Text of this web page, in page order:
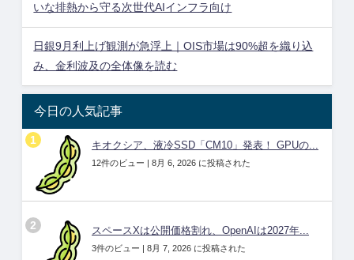
いな排熱から守る次世代AIインフラ向け
日銀9月利上げ観測が急浮上｜OIS市場は90%超を織り込
み、金利波及の全体像を読む
今日の人気記事
キオクシア、液冷SSD「CM10」発表！ GPUの...
12件のビュー | 8月 6, 2026 に投稿された
スペースXは公開価格割れ、OpenAIは2027年...
3件のビュー | 8月 7, 2026 に投稿された